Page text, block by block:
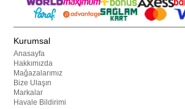
Kurumsal
Anasayfa
Hakkımızda
Mağazalarımız
Bize Ulaşın
Markalar
Havale Bildirimi